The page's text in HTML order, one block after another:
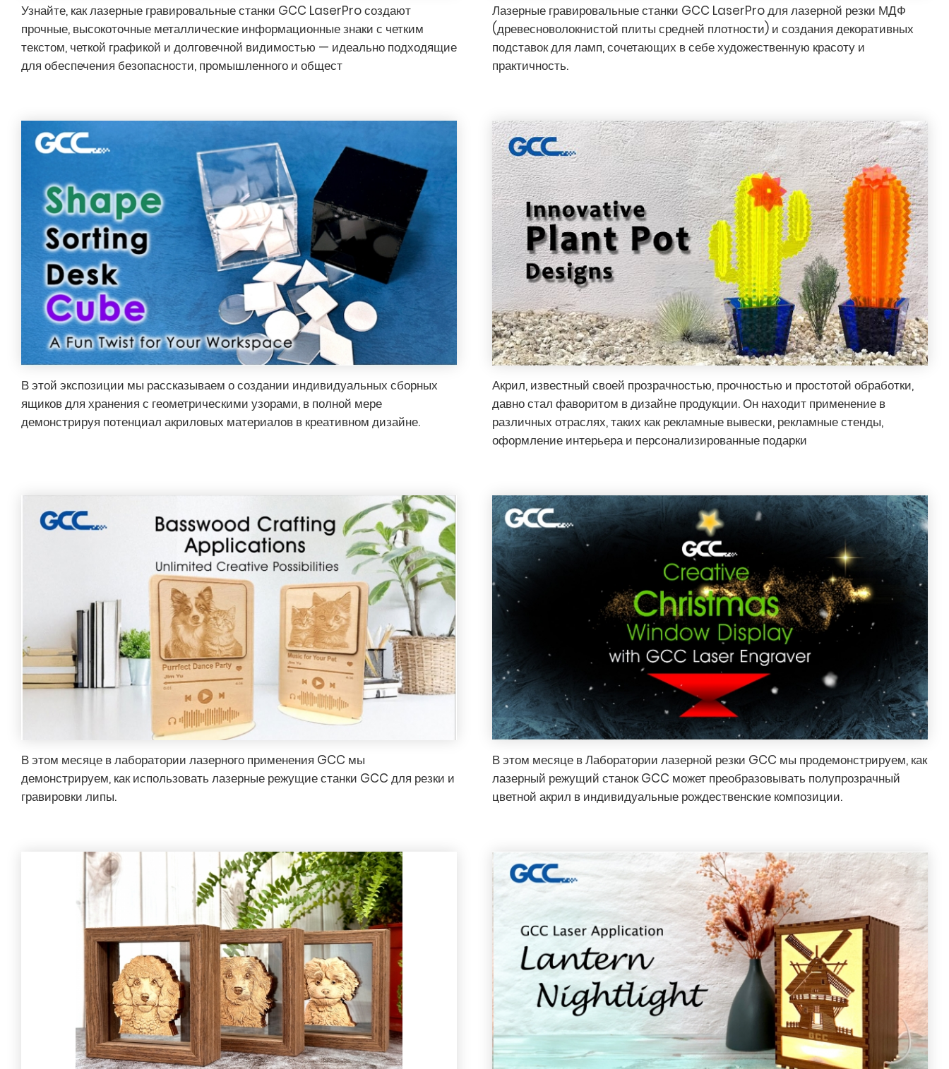
Узнайте, как лазерные гравировальные станки GCC LaserPro создают
прочные, высокоточные металлические информационные знаки с четким
текстом, четкой графикой и долговечной видимостью — идеально подходящие
для обеспечения безопасности, промышленного и общест
Лазерные гравировальные станки GCC LaserPro для лазерной резки МДФ
(древесноволокнистой плиты средней плотности) и создания декоративных
подставок для ламп, сочетающих в себе художественную красоту и
практичность.
В этой экспозиции мы рассказываем о создании индивидуальных сборных
ящиков для хранения с геометрическими узорами, в полной мере
демонстрируя потенциал акриловых материалов в креативном дизайне.
Акрил, известный своей прозрачностью, прочностью и простотой обработки,
давно стал фаворитом в дизайне продукции. Он находит применение в
различных отраслях, таких как рекламные вывески, рекламные стенды,
оформление интерьера и персонализированные подарки
В этом месяце в лаборатории лазерного применения GCC мы
демонстрируем, как использовать лазерные режущие станки GCC для резки и
гравировки липы.
В этом месяце в Лаборатории лазерной резки GCC мы продемонстрируем, как
лазерный режущий станок GCC может преобразовывать полупрозрачный
цветной акрил в индивидуальные рождественские композиции.